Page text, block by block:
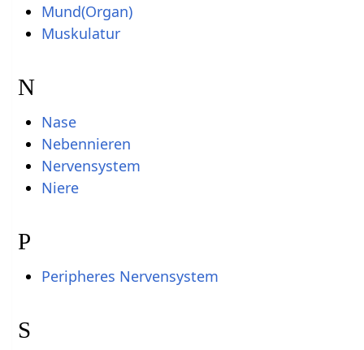
Mund(Organ)
Muskulatur
N
Nase
Nebennieren
Nervensystem
Niere
P
Peripheres Nervensystem
S